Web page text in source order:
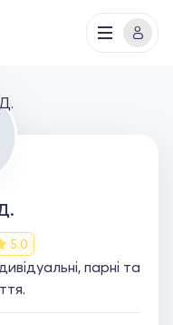
5.0
парні та